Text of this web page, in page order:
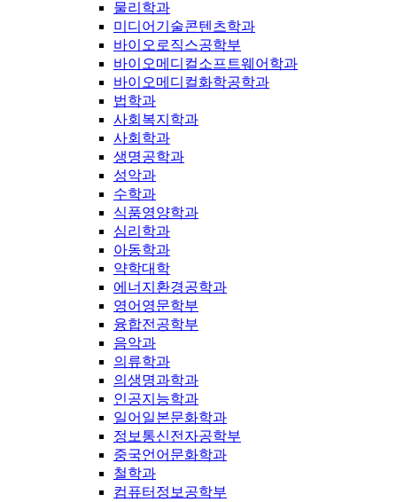
물리학과
미디어기술콘텐츠학과
바이오로직스공학부
바이오메디컬소프트웨어학과
바이오메디컬화학공학과
법학과
사회복지학과
사회학과
생명공학과
성악과
수학과
식품영양학과
심리학과
아동학과
약학대학
에너지환경공학과
영어영문학부
융합전공학부
음악과
의류학과
의생명과학과
인공지능학과
일어일본문화학과
정보통신전자공학부
중국언어문화학과
철학과
컴퓨터정보공학부